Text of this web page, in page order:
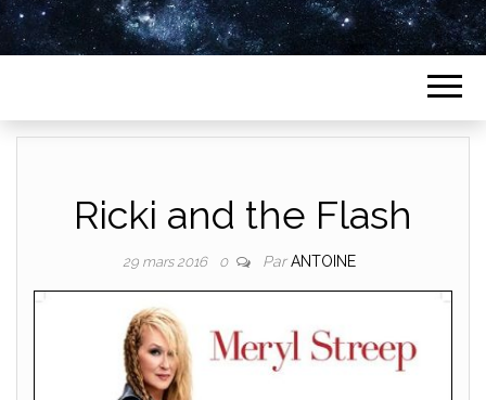
Ricki and the Flash
29 mars 2016 0 ParANTOINE